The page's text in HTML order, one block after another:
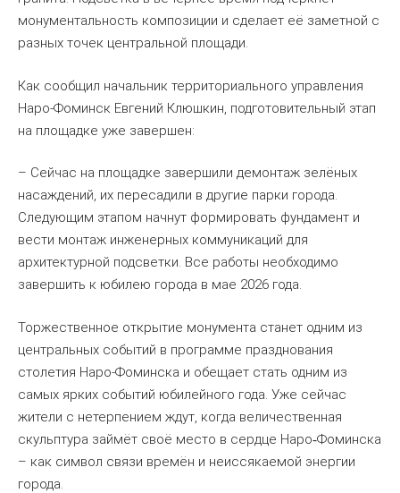
монументальность композиции и сделает её заметной с
разных точек центральной площади.
Как сообщил начальник территориального управления
Наро-Фоминск Евгений Клюшкин, подготовительный этап
на площадке уже завершен:
– Сейчас на площадке завершили демонтаж зелёных
насаждений, их пересадили в другие парки города.
Следующим этапом начнут формировать фундамент и
вести монтаж инженерных коммуникаций для
архитектурной подсветки. Все работы необходимо
завершить к юбилею города в мае 2026 года.
Торжественное открытие монумента станет одним из
центральных событий в программе празднования
столетия Наро-Фоминска и обещает стать одним из
самых ярких событий юбилейного года. Уже сейчас
жители с нетерпением ждут, когда величественная
скульптура займёт своё место в сердце Наро‑Фоминска
– как символ связи времён и неиссякаемой энергии
города.